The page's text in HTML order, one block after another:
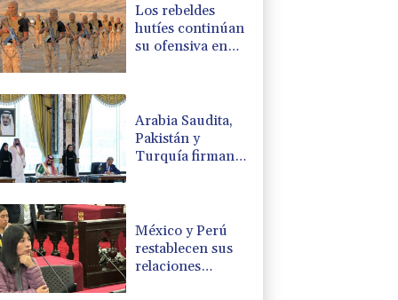
Los rebeldes
hutíes continúan
su ofensiva en
Arabia Saudita,
Pakistán y
Turquía firman
Irán
México y Perú
restablecen sus
relaciones